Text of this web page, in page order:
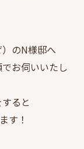
のN様邸へ
お伺いいたし
ると
す！